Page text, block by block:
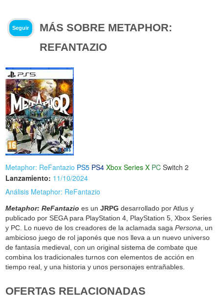
Seguir
MÁS SOBRE METAPHOR:
REFANTAZIO
Metaphor: ReFantazio PS5 PS4 Xbox Series X PC Switch 2
Lanzamiento: 11/10/2024
Análisis Metaphor: ReFantazio
Metaphor: ReFantazio es unJRPG desarrollado por Atlus y
publicado por SEGA para PlayStation 4, PlayStation 5, Xbox Series
y PC. Lo nuevo de los creadores de la aclamada sagaPersona , un
ambicioso juego de rol japonés que nos lleva a un nuevo universo
de fantasía medieval, con un original sistema de combate que
combina los tradicionales turnos con elementos de acción en
tiempo real, y una historia y unos personajes entrañables.
OFERTAS RELACIONADAS